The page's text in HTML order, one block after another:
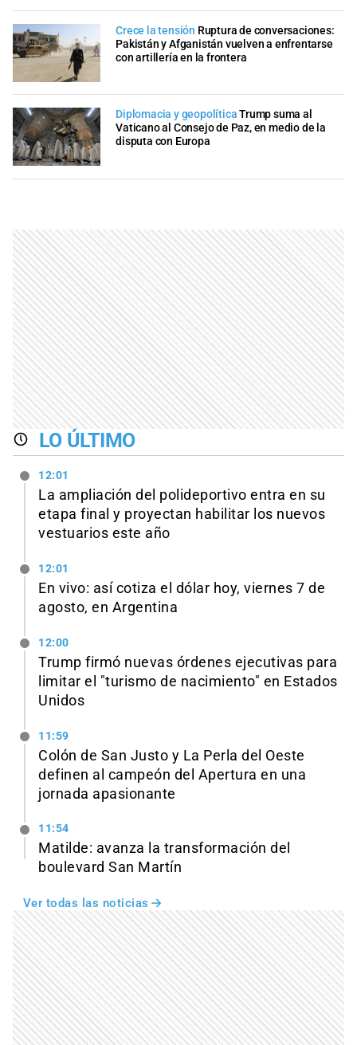
Crece la tensión Ruptura de conversaciones:
Pakistán y Afganistán vuelven a enfrentarse
con artillería en la frontera
Diplomacia y geopolíticaTrump suma al
Vaticano al Consejo de Paz, en medio de la
disputa con Europa
LO ÚLTIMO
12:01
La ampliación del polideportivo entra en su
etapa final y proyectan habilitar los nuevos
vestuarios este año
12:01
En vivo: así cotiza el dólar hoy, viernes 7 de
agosto, en Argentina
12:00
Trump firmó nuevas órdenes ejecutivas para
limitar el "turismo de nacimiento" en Estados
Unidos
11:59
Colón de San Justo y La Perla del Oeste
definen al campeón del Apertura en una
jornada apasionante
11:54
Matilde: avanza la transformación del
boulevard San Martín
Ver todas las noticias